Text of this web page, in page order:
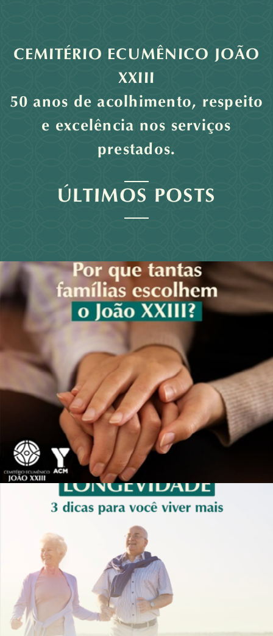
CEMITÉRIO ECUMÊNICO JOÃO
XXIII
50 anos de acolhimento, respeito
e excelência nos serviços
prestados.
ÚLTIMOS POSTS